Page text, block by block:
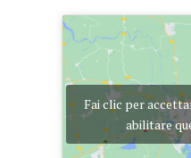
Fai clic per
abilitare